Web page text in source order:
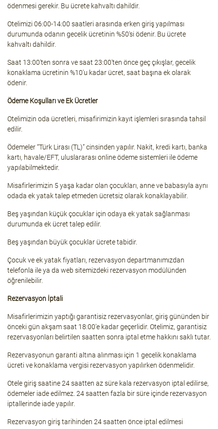
ödenmesi gerekir. Bu ücrete kahvaltı dahildir.
Otelimizi 06:00-14:00 saatleri arasında erken giriş yapılması
durumunda odanın gecelik ücretinin %50'si ödenir. Bu ücrete
kahvaltı dahildir.
Saat 13:00'ten sonra ve saat 23:00'ten önce geç çıkışlar, gecelik
konaklama ücretinin %10'u kadar ücret, saat başına ek olarak
ödenir.
Ödeme Koşulları ve Ek Ücretler
Otelimizin oda ücretleri, misafirimizin kayıt işlemleri sırasında tahsil
edilir.
Ödemeler “Türk Lirası (TL)” cinsinden yapılır. Nakit, kredi kartı, banka
kartı, havale/EFT, uluslararası online ödeme sistemleri ile ödeme
yapılabilmektedir.
Misafirlerimizin 5 yaşa kadar olan çocukları, anne ve babasıyla aynı
odada ek yatak talep etmeden ücretsiz olarak konaklayabilir.
Beş yaşından küçük çocuklar için odaya ek yatak sağlanması
durumunda ek ücret talep edilir.
Beş yaşından büyük çocuklar ücrete tabidir.
Çocuk ve ek yatak fiyatları, rezervasyon departmanımızdan
telefonla ile ya da web sitemizdeki rezervasyon modülünden
öğrenilebilir.
Rezervasyon İptali
Misafirlerimizin yaptığı garantisiz rezervasyonlar, giriş gününden bir
önceki gün akşam saat 18:00'e kadar geçerlidir. Otelimiz, garantisiz
rezervasyonları belirtilen saatten sonra iptal etme hakkını saklı tutar.
Rezervasyonun garanti altına alınması için 1 gecelik konaklama
ücreti ve konaklama vergisi rezervasyon yapılırken ödenmelidir.
Otele giriş saatine 24 saatten az süre kala rezervasyon iptal edilirse,
ödemeler iade edilmez. 24 saatten fazla bir süre içinde rezervasyon
iptallerinde iade yapılır.
Rezervasyon giriş tarihinden 24 saatten önce iptal edilmesi